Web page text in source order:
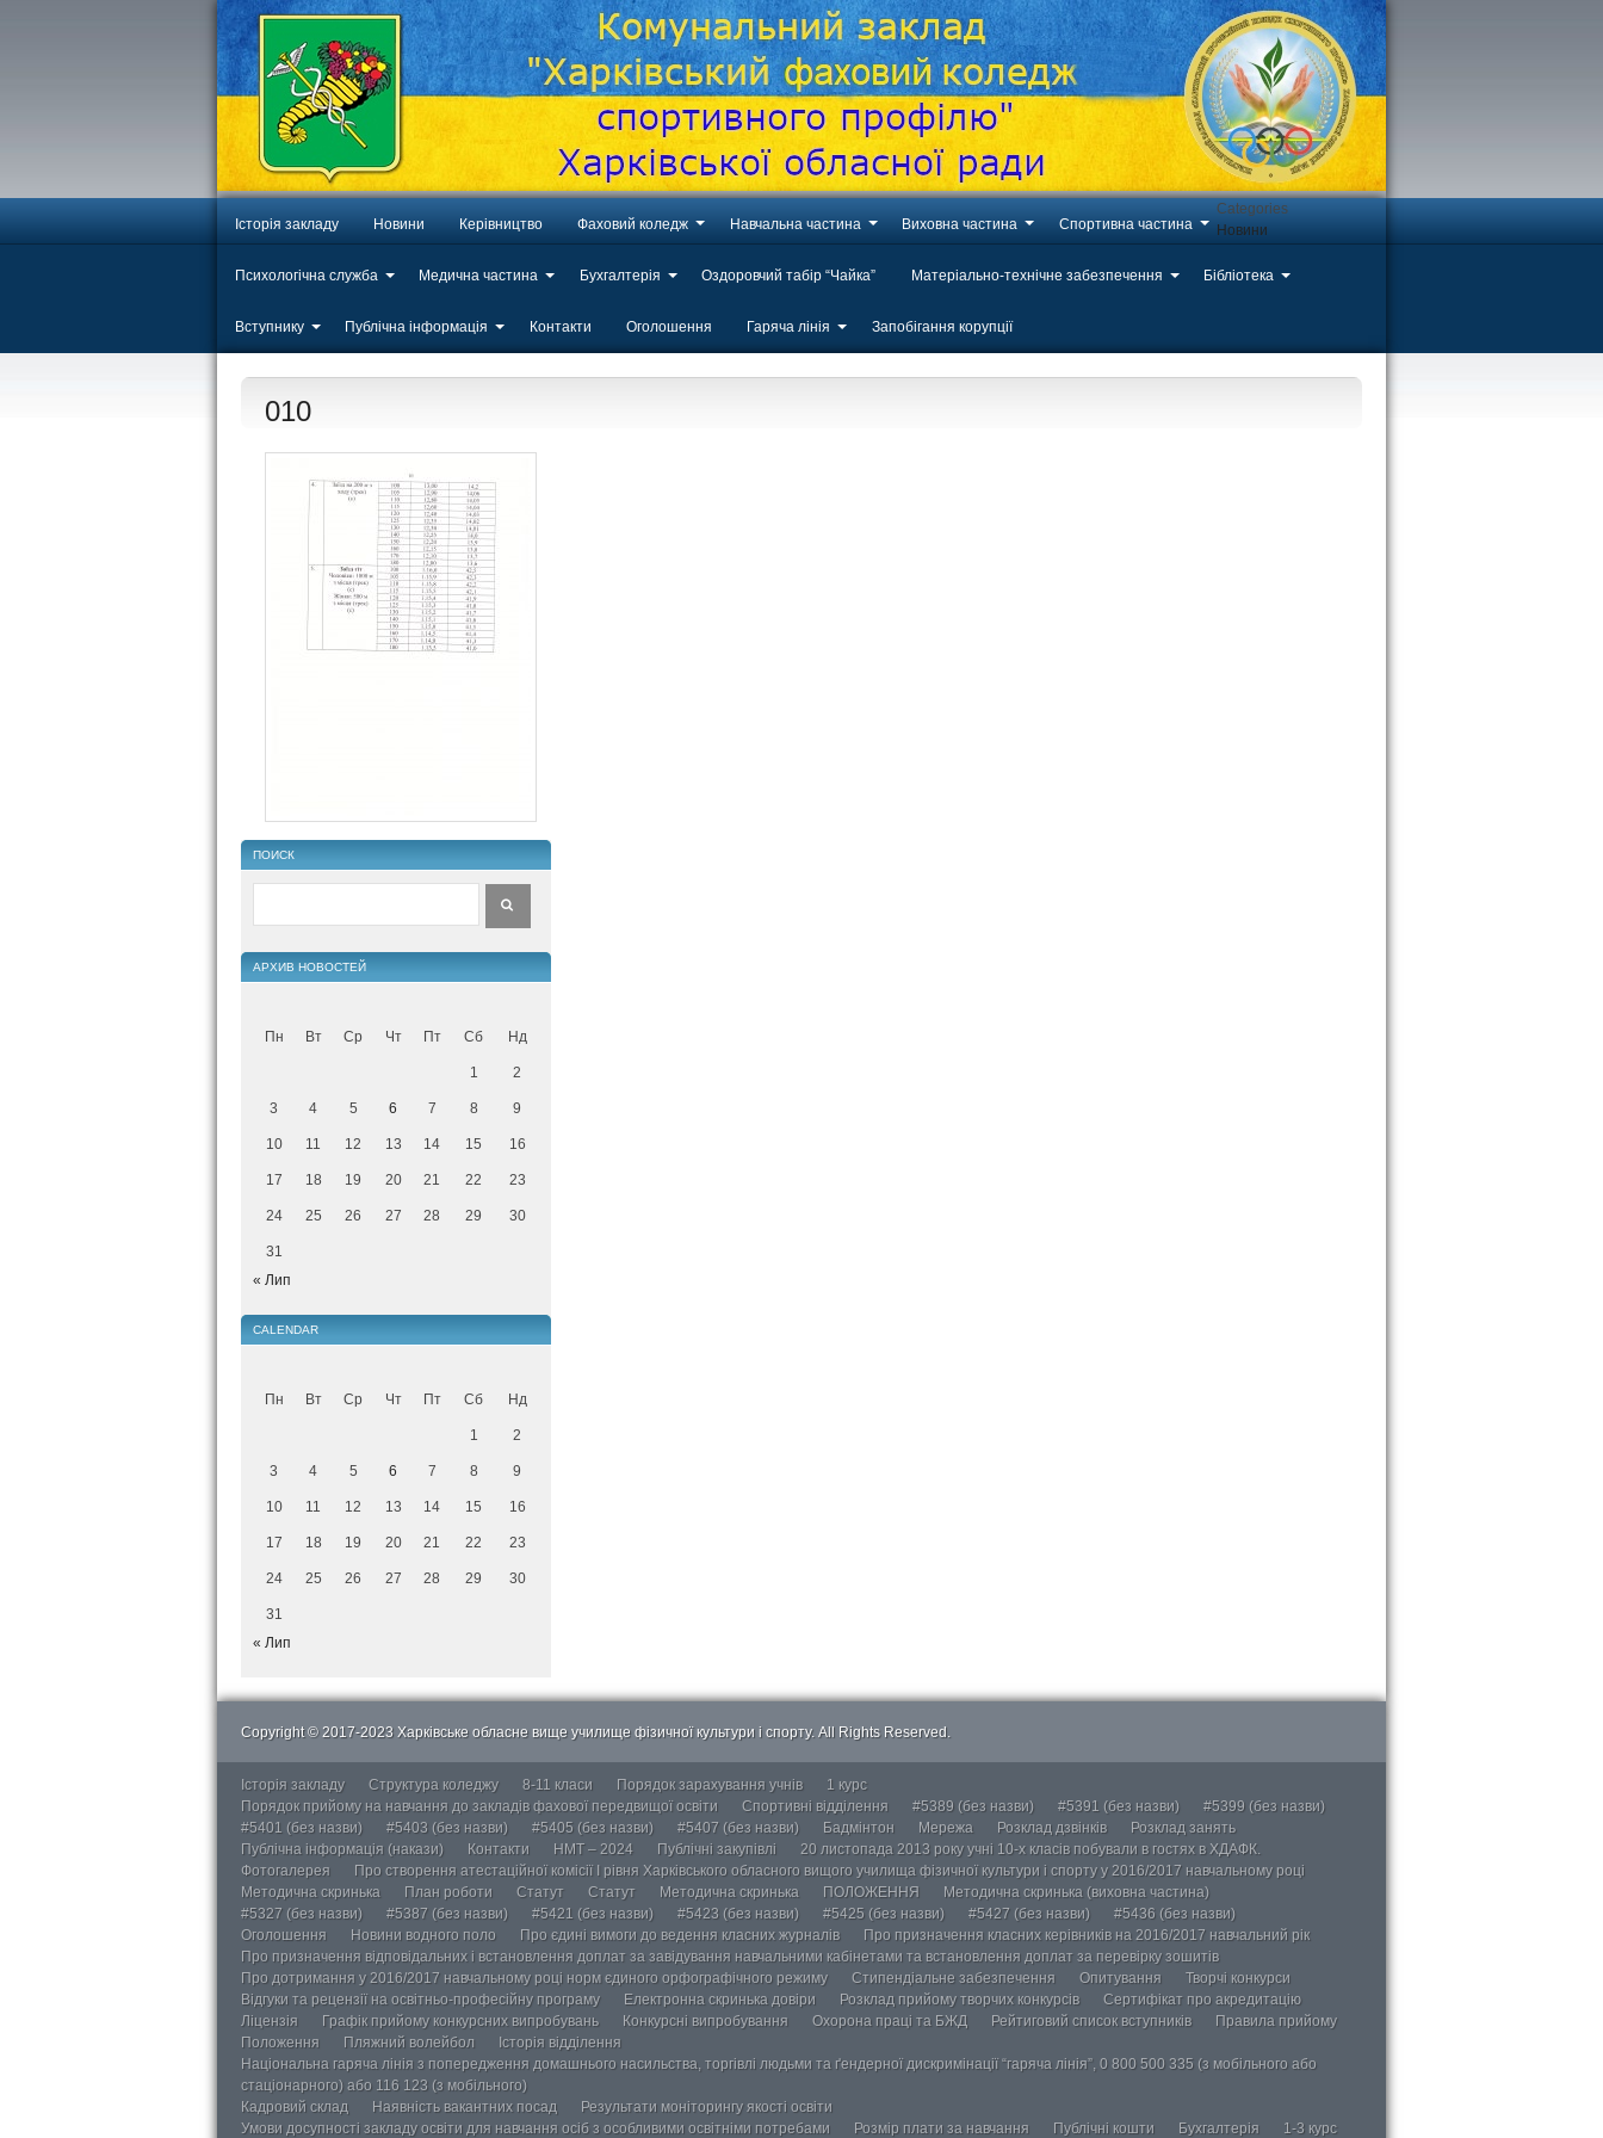
Історія закладу Новини Керівництво Фаховий коледж Навчальна частина Виховна частина Спортивна частина
Психологічна служба Медична частина Бухгалтерія Оздоровчий табір “Чайка” Матеріально-технічне забезпечення Бібліотека
Вступнику Публічна інформація Контакти Оголошення Гаряча лінія Запобігання корупції
Categories
Новини
010
ПОИСК
АРХИВ НОВОСТЕЙ
Пн Вт Ср Чт Пт Сб Нд
1 2
3 4 5 6 7 8 9
10 11 12 13 14 15 16
17 18 19 20 21 22 23
24 25 26 27 28 29 30
31
« Лип
CALENDAR
Пн Вт Ср Чт Пт Сб Нд
1 2
3 4 5 6 7 8 9
10 11 12 13 14 15 16
17 18 19 20 21 22 23
24 25 26 27 28 29 30
31
« Лип
Copyright © 2017-2023 Харківське обласне вище училище фізичної культури і спорту. All Rights Reserved.
Історія закладу Структура коледжу 8-11 класи Порядок зарахування учнів
1 курс
Порядок прийому на навчання до закладів фахової передвищої освіти
Спортивні відділення #5389 (без назви) #5391 (без назви)
#5399 (без назви)
#5401 (без назви)
#5403 (без назви) #5405 (без назви) #5407 (без назви) Бадмінтон Мережа Розклад дзвінків
Розклад занять
Публічна інформація (накази)
Контакти НМТ – 2024 Публічні закупівлі
20 листопада 2013 року учні 10-х класів побували в гостях в ХДАФК.
Фотогалерея
Про створення атестаційної комісії І рівня Харківського обласного вищого училища фізичної культури і спорту у 2016/2017 навчальному році
Методична скринька
План роботи Статут Статут Методична скринька ПОЛОЖЕННЯ
Методична скринька (виховна частина)
#5327 (без назви)
#5387 (без назви) #5421 (без назви) #5423 (без назви) #5425 (без назви) #5427 (без назви)
#5436 (без назви)
Оголошення
Новини водного поло Про єдині вимоги до ведення класних журналів
Про призначення класних керівників на 2016/2017 навчальний рік
Про призначення відповідальних і встановлення доплат за завідування навчальними кабінетами та встановлення доплат за перевірку зошитів
Про дотримання у 2016/2017 навчальному році норм єдиного орфографічного режиму
Стипендіальне забезпечення Опитування
Творчі конкурси
Відгуки та рецензії на освітньо-професійну програму
Електронна скринька довіри Розклад прийому творчих конкурсів
Сертифікат про акредитацію
Ліцензія
Графік прийому конкурсних випробувань Конкурсні випробування Охорона праці та БЖД Рейтиговий список вступників
Правила прийому
Положення
Пляжний волейбол
Історія відділення
Національна гаряча лінія з попередження домашнього насильства, торгівлі людьми та ґендерної дискримінації “гаряча лінія”, 0 800 500 335 (з мобільного або
стаціонарного) або 116 123 (з мобільного)
Кадровий склад
Наявність вакантних посад
Результати моніторингу якості освіти
Умови досупності закладу освіти для навчання осіб з особливими освітніми потребами
Розмір плати за навчання Публічні кошти Бухгалтерія 1-3 курс